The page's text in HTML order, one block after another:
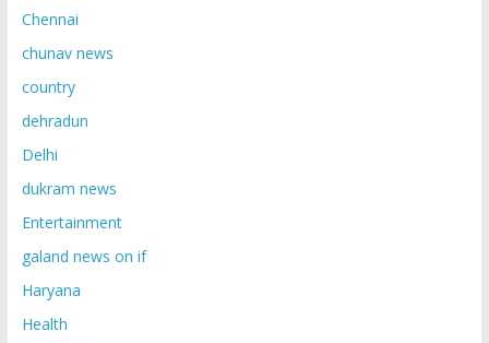
Chennai
chunav news
country
dehradun
Delhi
dukram news
Entertainment
galand news on if
Haryana
Health